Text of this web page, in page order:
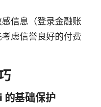
信息（登录金融账
虑信誉良好的付费
的基础保护